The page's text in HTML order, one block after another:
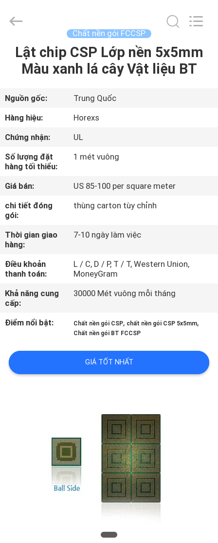
TRANG
CHỦ
CÁC
SẢN
PHẨM
VỀ
CHÚNG
THAM
QUAN
NHÀ
MÁY
KIỂM
SOÁT
LƯỢNG
(Hubei)
Electronics
Chất nền gói FCCSP
Lật chip CSP Lớp nền 5x5mm
Màu xanh lá cây Vật liệu BT
Nguồn gốc:
Trung Quốc
Hàng hiệu:
Horexs
Chứng nhận:
UL
Số lượng đặt
hàng tối thiểu:
1 mét vuông
Giá bán:
US 85-100 per square meter
chi tiết đóng
gói:
thùng carton tùy chỉnh
Thời gian giao
hàng:
7-10 ngày làm việc
Điều khoản
thanh toán:
L / C, D / P, T / T, Western Union,
MoneyGram
Khả năng cung
cấp:
30000 Mét vuông mỗi tháng
Điểm nổi bật: Chất nền gói CSP, chất nền gói CSP 5x5mm,
Chất nền gói BT FCCSP
GIÁ TỐT NHẤT